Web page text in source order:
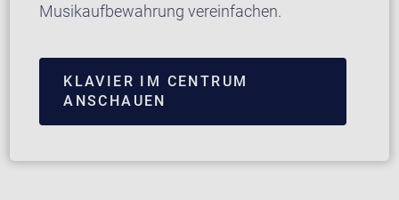
Musikaufbewahrung vereinfachen.
KLAVIER IM CENTRUM
ANSCHAUEN